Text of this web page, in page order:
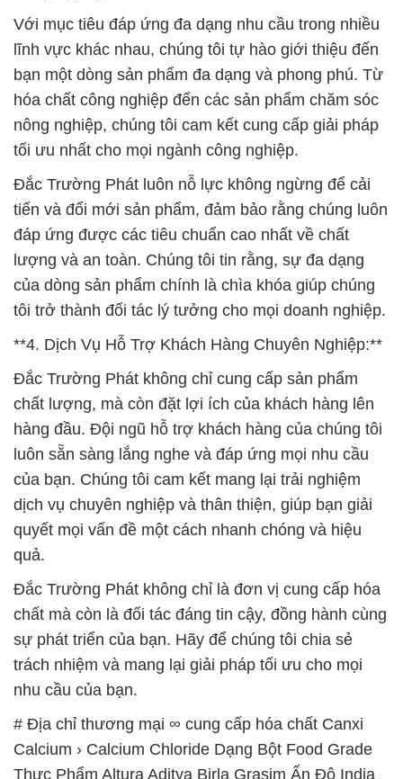
Với mục tiêu đáp ứng đa dạng nhu cầu trong nhiều
lĩnh vực khác nhau, chúng tôi tự hào giới thiệu đến
bạn một dòng sản phẩm đa dạng và phong phú. Từ
hóa chất công nghiệp đến các sản phẩm chăm sóc
nông nghiệp, chúng tôi cam kết cung cấp giải pháp
tối ưu nhất cho mọi ngành công nghiệp.
Đắc Trường Phát luôn nỗ lực không ngừng để cải
tiến và đổi mới sản phẩm, đảm bảo rằng chúng luôn
đáp ứng được các tiêu chuẩn cao nhất về chất
lượng và an toàn. Chúng tôi tin rằng, sự đa dạng
của dòng sản phẩm chính là chìa khóa giúp chúng
tôi trở thành đối tác lý tưởng cho mọi doanh nghiệp.
**4. Dịch Vụ Hỗ Trợ Khách Hàng Chuyên Nghiệp:**
Đắc Trường Phát không chỉ cung cấp sản phẩm
chất lượng, mà còn đặt lợi ích của khách hàng lên
hàng đầu. Đội ngũ hỗ trợ khách hàng của chúng tôi
luôn sẵn sàng lắng nghe và đáp ứng mọi nhu cầu
của bạn. Chúng tôi cam kết mang lại trải nghiệm
dịch vụ chuyên nghiệp và thân thiện, giúp bạn giải
quyết mọi vấn đề một cách nhanh chóng và hiệu
quả.
Đắc Trường Phát không chỉ là đơn vị cung cấp hóa
chất mà còn là đối tác đáng tin cậy, đồng hành cùng
sự phát triển của bạn. Hãy để chúng tôi chia sẻ
trách nhiệm và mang lại giải pháp tối ưu cho mọi
nhu cầu của bạn.
# Địa chỉ thương mại ∞ cung cấp hóa chất Canxi
Calcium › Calcium Chloride Dạng Bột Food Grade
Thực Phẩm Altura Aditya Birla Grasim Ấn Độ India